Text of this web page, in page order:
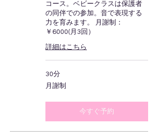
コース。ベビークラスは保護者
の同伴での参加。音で表現する
力を育みます。 月謝制：
￥6000(月3回）
詳細はこちら
30分
月
謝
月謝制
今すぐ予約